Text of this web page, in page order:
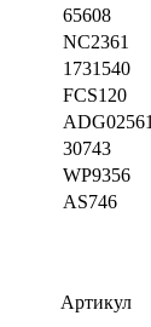
65608
NC2361
1731540
FCS120
ADG02561
30743
WP9356
AS746
Артикул